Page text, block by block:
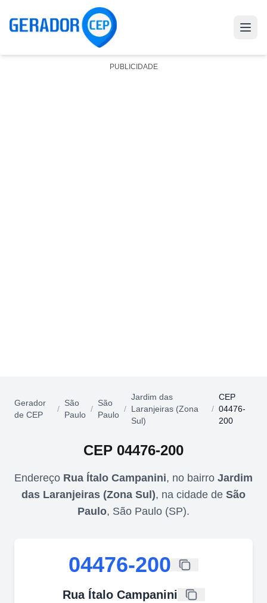
PUBLICIDADE
Gerador
de CEP
/
São
Paulo
/
São
Paulo
/
Jardim das
Laranjeiras (Zona
Sul)
/
CEP
04476-
200
CEP 04476-200
Endereço Rua Ítalo Campanini, no bairro Jardim
das Laranjeiras (Zona Sul), na cidade de São
Paulo, São Paulo (SP).
04476-200
Rua Ítalo Campanini